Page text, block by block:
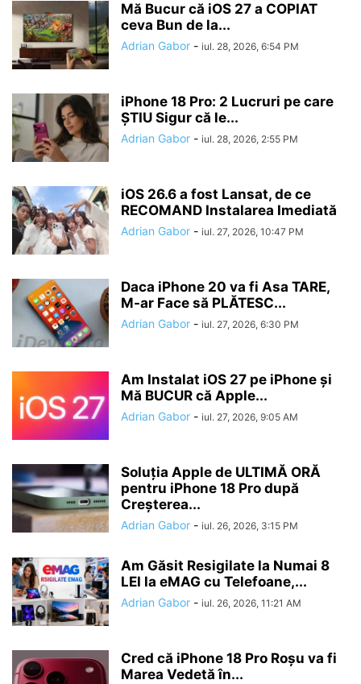
Mă Bucur că iOS 27 a COPIAT
ceva Bun de la...
Adrian Gabor - iul. 28, 2026, 6:54 PM
iPhone 18 Pro: 2 Lucruri pe care
ȘTIU Sigur că le...
Adrian Gabor - iul. 28, 2026, 2:55 PM
iOS 26.6 a fost Lansat, de ce
RECOMAND Instalarea Imediată
Adrian Gabor - iul. 27, 2026, 10:47 PM
Daca iPhone 20 va fi Asa TARE,
M-ar Face să PLĂTESC...
Adrian Gabor - iul. 27, 2026, 6:30 PM
Am Instalat iOS 27 pe iPhone și
Mă BUCUR că Apple...
Adrian Gabor - iul. 27, 2026, 9:05 AM
Soluția Apple de ULTIMĂ ORĂ
pentru iPhone 18 Pro după
Creșterea...
Adrian Gabor - iul. 26, 2026, 3:15 PM
Am Găsit Resigilate la Numai 8
LEI la eMAG cu Telefoane,...
Adrian Gabor - iul. 26, 2026, 11:21 AM
Cred că iPhone 18 Pro Roșu va fi
Marea Vedetă în...